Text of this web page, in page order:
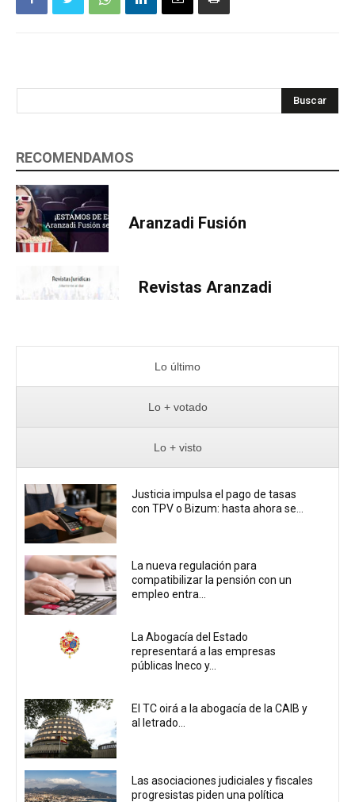
Buscar
RECOMENDAMOS
Aranzadi Fusión
Revistas Aranzadi
Lo último
Lo + votado
Lo + visto
Justicia impulsa el pago de tasas
con TPV o Bizum: hasta ahora se...
La nueva regulación para
compatibilizar la pensión con un
empleo entra...
La Abogacía del Estado
representará a las empresas
públicas Ineco y...
El TC oirá a la abogacía de la CAIB y
al letrado...
Las asociaciones judiciales y fiscales
progresistas piden una política